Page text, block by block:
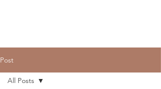
Post
All Posts